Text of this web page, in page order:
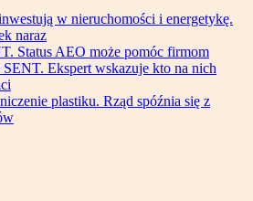
w nieruchomości i energetykę.
naraz
Status AEO może pomóc firmom
Ekspert wskazuje kto na nich
plastiku. Rząd spóźnia się z